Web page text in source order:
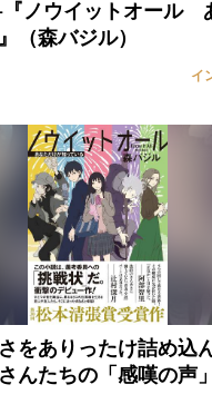
ノウイットオール
（森バジル）
イ
をありったけ詰め込
んたちの「感嘆の声